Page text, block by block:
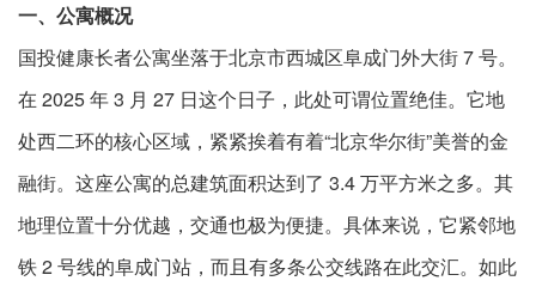
一、公寓概况
国投健康长者公寓坐落于北京市西城区阜成门外大街 7 号。
在 2025 年 3 月 27 日这个日子，此处可谓位置绝佳。它地
处西二环的核心区域，紧紧挨着有着“北京华尔街”美誉的金
融街。这座公寓的总建筑面积达到了 3.4 万平方米之多。其
地理位置十分优越，交通也极为便捷。具体来说，它紧邻地
铁 2 号线的阜成门站，而且有多条公交线路在此交汇。如此